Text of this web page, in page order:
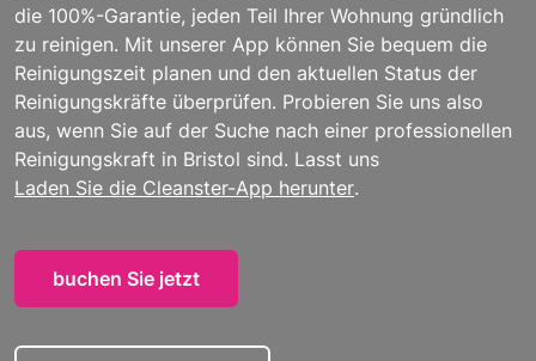
die 100%-Garantie, jeden Teil Ihrer Wohnung gründlich
zu reinigen. Mit unserer App können Sie bequem die
Reinigungszeit planen und den aktuellen Status der
Reinigungskräfte überprüfen. Probieren Sie uns also
aus, wenn Sie auf der Suche nach einer professionellen
Reinigungskraft in Bristol sind. Lasst uns
Laden Sie die Cleanster-App herunter.
buchen Sie jetzt